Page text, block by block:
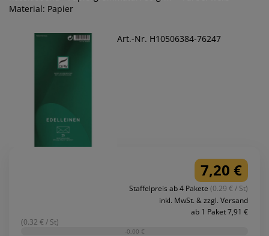
Material: Papier
Art.-Nr. H10506384-76247
7,20 €
Staffelpreis ab 4 Pakete (0.29 € / St)
inkl. MwSt. & zzgl. Versand
ab 1 Paket 7,91 €
(0.32 € / St)
-0,00 €